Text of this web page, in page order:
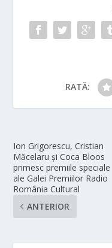
RATĂ:
Ion Grigorescu, Cristian
Măcelaru și Coca Bloos
primesc premiile speciale
ale Galei Premiilor Radio
România Cultural
ANTERIOR